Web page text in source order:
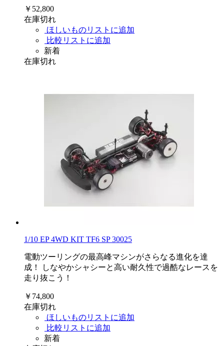
￥52,800
在庫切れ
ほしいものリストに追加
比較リストに追加
新着
在庫切れ
1/10 EP 4WD KIT TF6 SP 30025
電動ツーリングの最高峰マシンがさらなる進化を達
成！ しなやかシャシーと高い耐久性で過酷なレースを
走り抜こう！
￥74,800
在庫切れ
ほしいものリストに追加
比較リストに追加
新着